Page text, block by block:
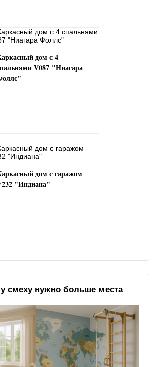
дом с 4
V087 "Ниагара
дом с гаражом
"Индиана"
смеху нужно больше места